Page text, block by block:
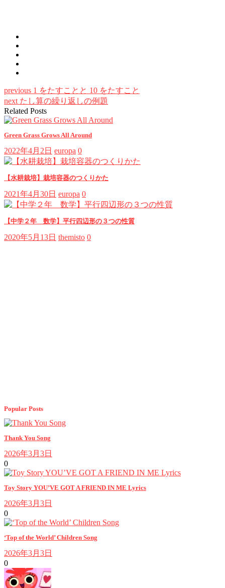
previous 1 をたすことと 10 をたすこと
next たし算の繰り返しの例題
Related Posts
Green Grass Grows All Around
2022年4月2日 europa 0
【水耕栽培】栽培容器のつくりかた
2021年4月30日 europa 0
【中学２年 数学】平行四辺形の３つの性質
2020年5月13日 themisto 0
Popular Posts
Thank You Song
2026年3月3日
0
Toy Story YOU’VE GOT A FRIEND IN ME Lyrics
2026年3月3日
0
‘Top of the World’ Children Song
2026年3月3日
0